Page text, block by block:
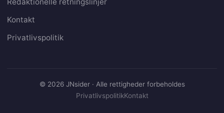
Kontakt
Privatlivspolitik
© 2026 JNsider · Alle rettigheder forbeholdes
PrivatlivspolitikKontakt